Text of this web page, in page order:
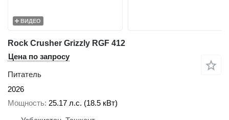
ВИДЕО
Rock Crusher Grizzly RGF 412
Цена по запросу
Питатель
2026
Мощность 25.17 л.с. (18.5 кВт)